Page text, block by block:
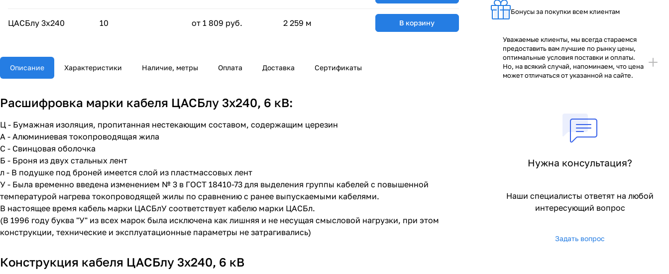
Бонусы за покупки всем клиентам
Уважаемые клиенты, мы всегда стараемся
предоставить вам лучшие по рынку цены,
оптимальные условия поставки и оплаты.
Но, на всякий случай, напоминаем, что цена
может отличаться от указанной на сайте.
Нужна консультация?
Наши специалисты ответят на любой
интересующий вопрос
Задать вопрос
ЦАСБлу 3х240 10 от 1 809 руб. 2 259 м В корзину
Описание Характеристики Наличие, метры Оплата Доставка Сертификаты
Расшифровка марки кабеля ЦАСБлу 3х240, 6 кВ:
Ц - Бумажная изоляция, пропитанная нестекающим составом, содержащим церезин
А - Алюминиевая токопроводящая жила
С - Свинцовая оболочка
Б - Броня из двух стальных лент
л - В подушке под броней имеется слой из пластмассовых лент
У - Была временно введена изменением № 3 в ГОСТ 18410-73 для выделения группы кабелей с повышенной
температурой нагрева токопроводящей жилы по сравнению с ранее выпускаемыми кабелями.
В настоящее время кабель марки ЦАСБлУ соответствует кабелю марки ЦАСБл.
(В 1996 году буква "У" из всех марок была исключена как лишняя и не несущая смысловой нагрузки, при этом
конструкции, технические и эксплуатационные параметры не затрагивались)
Конструкция кабеля ЦАСБлу 3х240, 6 кВ